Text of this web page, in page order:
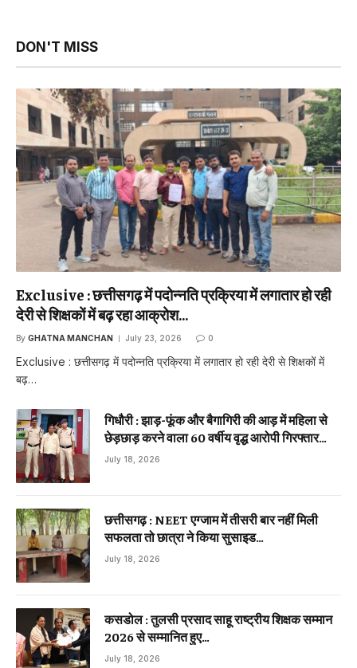
DON'T MISS
Exclusive : छत्तीसगढ़ में पदोन्नति प्रक्रिया में लगातार हो रही
देरी से शिक्षकों में बढ़ रहा आक्रोश…
By GHATNA MANCHAN July 23, 2026 0
Exclusive : छत्तीसगढ़ में पदोन्नति प्रक्रिया में लगातार हो रही देरी से शिक्षकों में
बढ़…
गिधौरी : झाड़-फूंक और बैगागिरी की आड़ में महिला से
छेड़छाड़ करने वाला 60 वर्षीय वृद्ध आरोपी गिरफ्तार…
July 18, 2026
छत्तीसगढ़ : NEET एग्जाम में तीसरी बार नहीं मिली
सफलता तो छात्रा ने किया सुसाइड…
July 18, 2026
कसडोल : तुलसी प्रसाद साहू राष्ट्रीय शिक्षक सम्मान
2026 से सम्मानित हुए…
July 18, 2026